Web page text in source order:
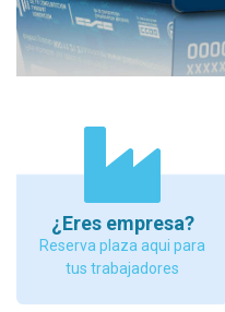
¿Eres empresa?
Reserva plaza aqui para
tus trabajadores